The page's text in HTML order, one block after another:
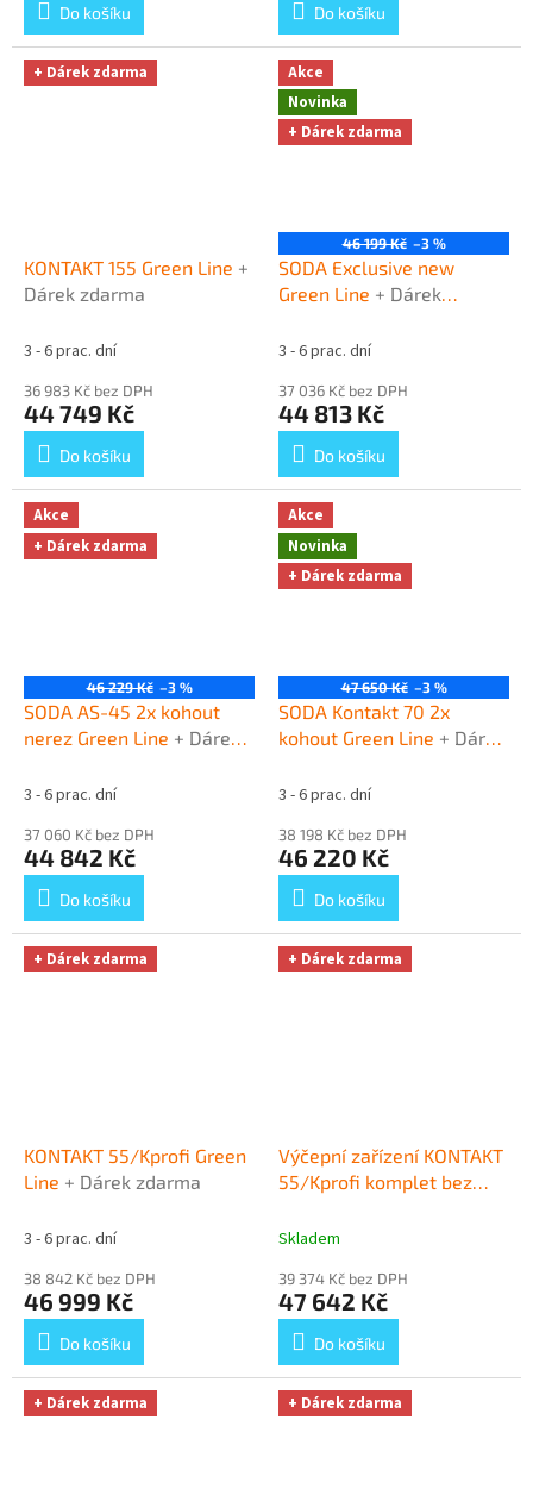
Do košíku Do košíku
+ Dárek zdarma
KONTAKT 155 Green Line +
Dárek zdarma
3 - 6 prac. dní
36 983 Kč bez DPH
44 749 Kč
Do košíku
Akce
Novinka
+ Dárek zdarma
46 199 Kč –3 %
SODA Exclusive new
Green Line + Dárek
3 - 6 prac. dní
37 036 Kč bez DPH
44 813 Kč
Do košíku
Akce
+ Dárek zdarma
46 229 Kč –3 %
SODA AS-45 2x kohout
nerez Green Line + Dárek
3 - 6 prac. dní
37 060 Kč bez DPH
44 842 Kč
Do košíku
Akce
Novinka
+ Dárek zdarma
47 650 Kč –3 %
SODA Kontakt 70 2x
kohout Green Line + Dárek
3 - 6 prac. dní
38 198 Kč bez DPH
46 220 Kč
Do košíku
+ Dárek zdarma
KONTAKT 55/Kprofi Green
Line + Dárek zdarma
3 - 6 prac. dní
38 842 Kč bez DPH
46 999 Kč
Do košíku
+ Dárek zdarma
Výčepní zařízení KONTAKT
55/Kprofi komplet bez
Skladem
39 374 Kč bez DPH
47 642 Kč
Do košíku
+ Dárek zdarma + Dárek zdarma